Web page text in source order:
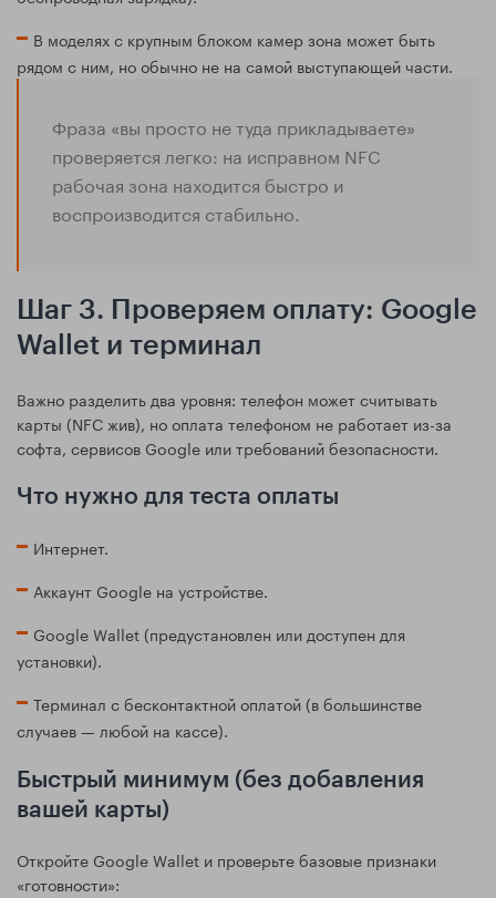
В моделях с крупным блоком камер зона может быть
рядом с ним, но обычно не на самой выступающей части.
Фраза «вы просто не туда прикладываете»
проверяется легко: на исправном NFC
рабочая зона находится быстро и
воспроизводится стабильно.
Шаг 3. Проверяем оплату: Google
Wallet и терминал
Важно разделить два уровня: телефон может считывать
карты (NFC жив), но оплата телефоном не работает из-за
софта, сервисов Google или требований безопасности.
Что нужно для теста оплаты
Интернет.
Аккаунт Google на устройстве.
Google Wallet (предустановлен или доступен для
установки).
Терминал с бесконтактной оплатой (в большинстве
случаев — любой на кассе).
Быстрый минимум (без добавления
вашей карты)
Откройте Google Wallet и проверьте базовые признаки
«готовности»: